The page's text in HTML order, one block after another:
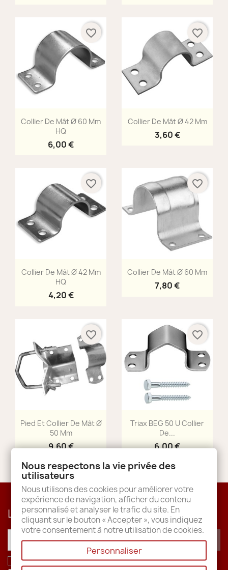
Aperçu rapide
Collier De Mât Ø 60 Mm
HQ
6,00 €
favorite_border
Aperçu rapide
Collier De Mât Ø 42 Mm
3,60 €
favorite_border
Aperçu rapide
Collier De Mât Ø 42 Mm
HQ
4,20 €
favorite_border
Aperçu rapide
Collier De Mât Ø 60 Mm
7,80 €
favorite_border
Aperçu rapide
Pied Et Collier De Mât Ø
50 Mm
9,60 €
favorite_border
Aperçu rapide
Triax BEG 50 U Collier
De...
6,00 €
favorite_border
Lettre d'informations
J'accepte les conditions générales et lapolitique de
Nous respectons la vie privée des
utilisateurs
Nous utilisons des cookies pour améliorer votre
expérience de navigation, afficher du contenu
personnalisé et analyser le trafic du site. En
cliquant sur le bouton « Accepter », vous indiquez
votre consentement à notre utilisation de cookies.
Personnaliser